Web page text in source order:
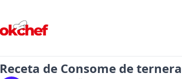
Receta de Consome de ternera